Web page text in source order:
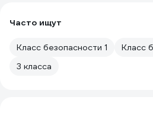
Часто ищут
Класс безопасности 1
Класс
3 класса